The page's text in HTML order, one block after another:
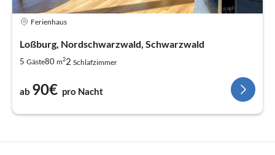
Ferienhaus
Loßburg, Nordschwarzwald, Schwarzwald
5 Gäste80 m22 Schlafzimmer
ab 90€ pro Nacht